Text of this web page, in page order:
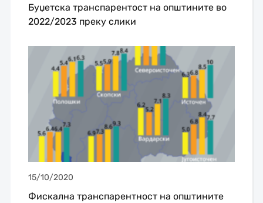
Буџетска транспарентост на општините во
2022/2023 преку слики
15/10/2020
Фискална транспарентност на општините